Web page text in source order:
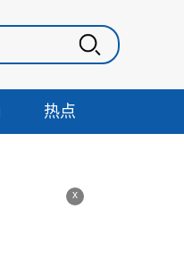
热点
x